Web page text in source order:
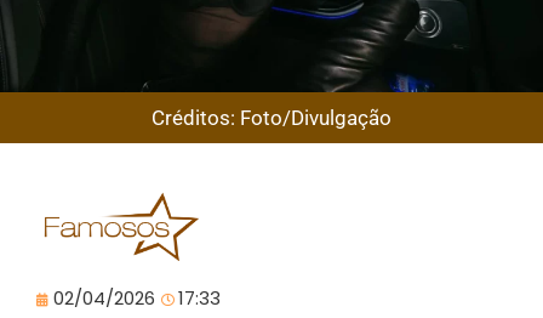
Créditos: Foto/Divulgação
02/04/2026 17:33